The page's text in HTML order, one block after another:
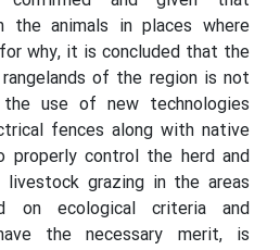
the animals in places where
why, it is concluded that the
of the region is not
use of new technologies
fences along with native
properly control the herd and
grazing in the areas
on ecological criteria and
the necessary merit, is